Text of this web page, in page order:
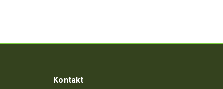
Kontakt